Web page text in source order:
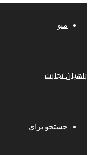
منو
راهیان تجارت
جستجو برای